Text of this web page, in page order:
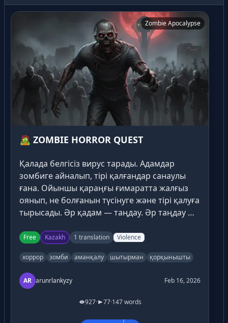
🧟 ZOMBIE HORROR QUEST Zombie Apocalypse
🧟 ZOMBIE HORROR QUEST
Қалада белгісіз вирус тарады. Адамдар
зомбиге айналып, тірі қалғандар санаулы
ғана. Ойыншы қараңғы ғимаратта жалғыз
оянып, не болғанын түсінуге және тірі қалуға
тырысады. Әр қадам — таңдау. Әр таңдау —
локациялардан өтеді: қараңғы дәліздер,
толы көшелер. Дұрыс шешімдер ғана оны
қауіпсіз жерге алып шығады, ал қате таңдау
— өлімге әкеледі.
Free Kazakh 1 translation Violence
хоррор зомби аманқалу шытырман қорқынышты
AR arunrlankyzy Feb 16, 2026
927· 77·147 words